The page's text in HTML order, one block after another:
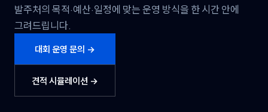
발주처의 목적·예산·일정에 맞는 운영 방식을 한 시간 안에
그려드립니다.
대회 운영 문의 →
견적 시뮬레이션 →